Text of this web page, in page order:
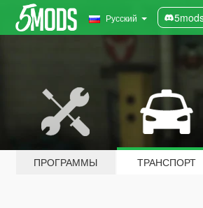
Русский
ПРОГРАММЫ ТРАНСПОРТ